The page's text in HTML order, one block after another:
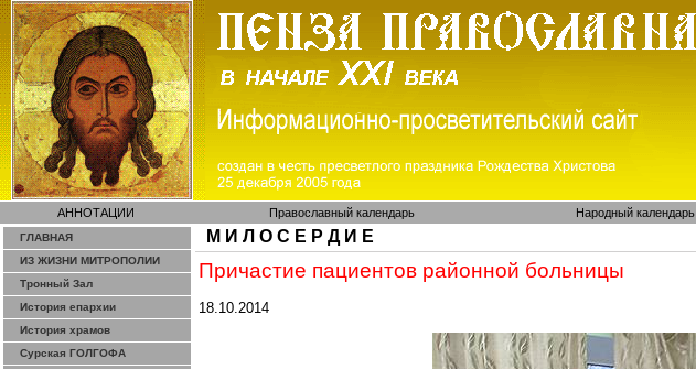
АННОТАЦИИ Православный календарь Народный календарь
ГЛАВНАЯ
ИЗ ЖИЗНИ МИТРОПОЛИИ
Тронный Зал
История епархии
История храмов
Сурская ГОЛГОФА
М И Л О С Е Р Д И Е
Причастие пациентов районной больницы
18.10.2014